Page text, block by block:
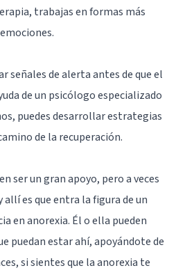
trabajas en formas más
señales de alerta antes de que el
de un psicólogo especializado
puedes desarrollar estrategias
de la recuperación.
ser un gran apoyo, pero a veces
allí es que entra la figura de un
en anorexia. Él o ella pueden
puedan estar ahí, apoyándote de
si sientes que la anorexia te